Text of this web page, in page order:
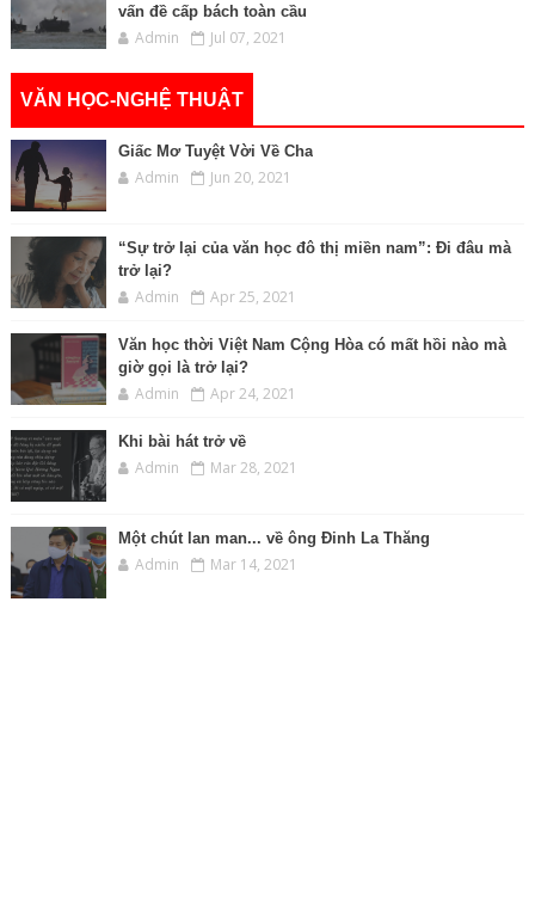
vấn đề cấp bách toàn cầu
Admin Jul 07, 2021
VĂN HỌC-NGHỆ THUẬT
Giấc Mơ Tuyệt Vời Về Cha
Admin Jun 20, 2021
“Sự trở lại của văn học đô thị miền nam”: Đi đâu mà
trở lại?
Admin Apr 25, 2021
Văn học thời Việt Nam Cộng Hòa có mất hồi nào mà
giờ gọi là trở lại?
Admin Apr 24, 2021
Khi bài hát trở về
Admin Mar 28, 2021
Một chút lan man... về ông Đinh La Thăng
Admin Mar 14, 2021